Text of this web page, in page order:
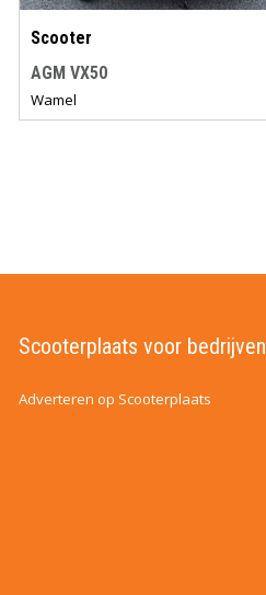
Scooter
AGM VX50
Wamel
Scooterplaats voor bedrijven
Adverteren op Scooterplaats